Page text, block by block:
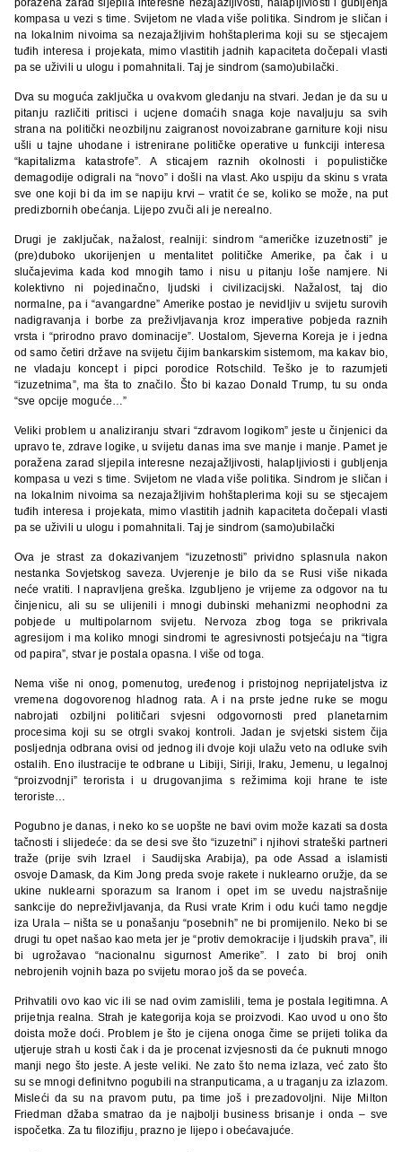
kompasa u vezi s time. Svijetom ne vlada više politika. Sindrom je sličan i
na lokalnim nivoima sa nezajažljivim hohštaplerima koji su se stjecajem
tuđih interesa i projekata, mimo vlastitih jadnih kapaciteta dočepali vlasti
pa se uživili u ulogu i pomahnitali. Taj je sindrom (samo)ubilački.
Dva su moguća zaključka u ovakvom gledanju na stvari. Jedan je da su u
pitanju različiti pritisci i ucjene domaćih snaga koje navaljuju sa svih
strana na politički neozbiljnu zaigranost novoizabrane garniture koji nisu
ušli u tajne uhodane i istrenirane političke operative u funkciji interesa
“kapitalizma katastrofe”. A sticajem raznih okolnosti i populističke
demagodije odigrali na “novo” i došli na vlast. Ako uspiju da skinu s vrata
sve one koji bi da im se napiju krvi – vratit će se, koliko se može, na put
predizbornih obećanja. Lijepo zvuči ali je nerealno.
Drugi je zaključak, nažalost, realniji: sindrom “američke izuzetnosti” je
(pre)duboko ukorijenjen u mentalitet političke Amerike, pa čak i u
slučajevima kada kod mnogih tamo i nisu u pitanju loše namjere. Ni
kolektivno ni pojedinačno, ljudski i civilizacijski. Nažalost, taj dio
normalne, pa i “avangardne” Amerike postao je nevidljiv u svijetu surovih
nadigravanja i borbe za preživljavanja kroz imperative pobjeda raznih
vrsta i “prirodno pravo dominacije”. Uostalom, Sjeverna Koreja je i jedna
od samo četiri države na svijetu čijim bankarskim sistemom, ma kakav bio,
ne vladaju koncept i pipci porodice Rotschild. Teško je to razumjeti
“izuzetnima”, ma šta to značilo. Što bi kazao Donald Trump, tu su onda
“sve opcije moguće…”
Veliki problem u analiziranju stvari “zdravom logikom” jeste u činjenici da
upravo te, zdrave logike, u svijetu danas ima sve manje i manje. Pamet je
poražena zarad sljepila interesne nezajažljivosti, halapljiviosti i gubljenja
kompasa u vezi s time. Svijetom ne vlada više politika. Sindrom je sličan i
na lokalnim nivoima sa nezajažljivim hohštaplerima koji su se stjecajem
tuđih interesa i projekata, mimo vlastitih jadnih kapaciteta dočepali vlasti
pa se uživili u ulogu i pomahnitali. Taj je sindrom (samo)ubilački
Ova je strast za dokazivanjem “izuzetnosti” prividno splasnula nakon
nestanka Sovjetskog saveza. Uvjerenje je bilo da se Rusi više nikada
neće vratiti. I napravljena greška. Izgubljeno je vrijeme za odgovor na tu
činjenicu, ali su se ulijenili i mnogi dubinski mehanizmi neophodni za
pobjede u multipolarnom svijetu. Nervoza zbog toga se prikrivala
agresijom i ma koliko mnogi sindromi te agresivnosti potsjećaju na “tigra
od papira”, stvar je postala opasna. I više od toga.
Nema više ni onog, pomenutog, uređenog i pristojnog neprijateljstva iz
vremena dogovorenog hladnog rata. A i na prste jedne ruke se mogu
nabrojati ozbiljni političari svjesni odgovornosti pred planetarnim
procesima koji su se otrgli svakoj kontroli. Jadan je svjetski sistem čija
posljednja odbrana ovisi od jednog ili dvoje koji ulažu veto na odluke svih
ostalih. Eno ilustracije te odbrane u Libiji, Siriji, Iraku, Jemenu, u legalnoj
“proizvodnji” terorista i u drugovanjima s režimima koji hrane te iste
teroriste…
Pogubno je danas, i neko ko se uopšte ne bavi ovim može kazati sa dosta
tačnosti i slijedeće: da se desi sve što “izuzetni” i njihovi strateški partneri
traže (prije svih Izrael i Saudijska Arabija), pa ode Assad a islamisti
osvoje Damask, da Kim Jong preda svoje rakete i nuklearno oružje, da se
ukine nuklearni sporazum sa Iranom i opet im se uvedu najstrašnije
sankcije do nepreživljavanja, da Rusi vrate Krim i odu kući tamo negdje
iza Urala – ništa se u ponašanju “posebnih” ne bi promijenilo. Neko bi se
drugi tu opet našao kao meta jer je “protiv demokracije i ljudskih prava”, ili
bi ugrožavao “nacionalnu sigurnost Amerike”. I zato bi broj onih
nebrojenih vojnih baza po svijetu morao još da se poveća.
Prihvatili ovo kao vic ili se nad ovim zamislili, tema je postala legitimna. A
prijetnja realna. Strah je kategorija koja se proizvodi. Kao uvod u ono što
doista može doći. Problem je što je cijena onoga čime se prijeti tolika da
utjeruje strah u kosti čak i da je procenat izvjesnosti da će puknuti mnogo
manji nego što jeste. A jeste veliki. Ne zato što nema izlaza, već zato što
su se mnogi definitvno pogubili na stranputicama, a u traganju za izlazom.
Misleći da su na pravom putu, pa time još i prezadovoljni. Nije Milton
Friedman džaba smatrao da je najbolji business brisanje i onda – sve
ispočetka. Za tu filozifiju, prazno je lijepo i obećavajuće.